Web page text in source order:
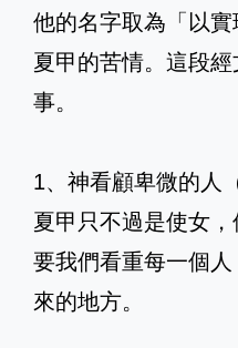
他的名字取為「以
夏甲的苦情。這段
事。
1、神看顧卑微的人
夏甲只不過是使女
要我們看重每一個
來的地方。